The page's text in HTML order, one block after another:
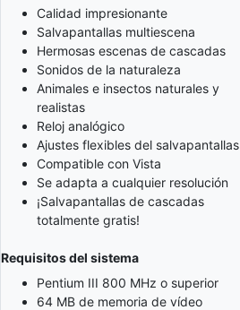
Calidad impresionante
Salvapantallas multiescena
Hermosas escenas de cascadas
Sonidos de la naturaleza
Animales e insectos naturales y
realistas
Reloj analógico
Ajustes flexibles del salvapantallas
Compatible con Vista
Se adapta a cualquier resolución
¡Salvapantallas de cascadas
totalmente gratis!
Requisitos del sistema
Pentium III 800 MHz o superior
64 MB de memoria de vídeo